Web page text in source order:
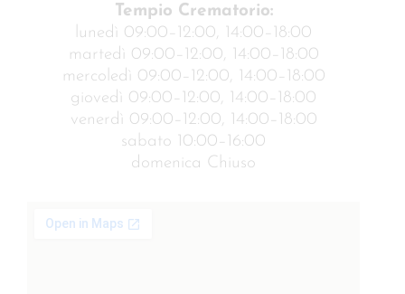
Tempio Crematorio:
lunedì 09:00–12:00, 14:00–18:00
martedì 09:00–12:00, 14:00–18:00
mercoledì 09:00–12:00, 14:00–18:00
giovedì 09:00–12:00, 14:00–18:00
venerdì 09:00–12:00, 14:00–18:00
sabato 10:00–16:00
domenica Chiuso